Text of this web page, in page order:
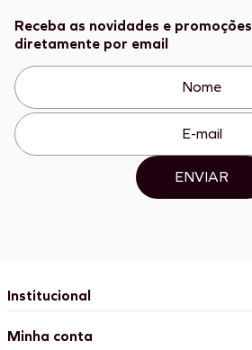
Receba as novidades e promoções
diretamente por email
ENVIAR
Institucional
Minha conta